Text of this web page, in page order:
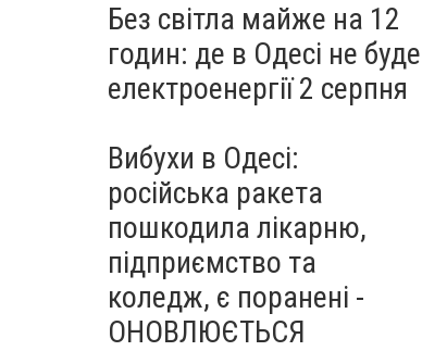
Без світла майже на 12
годин: де в Одесі не буде
електроенергії 2 серпня
Вибухи в Одесі:
російська ракета
пошкодила лікарню,
підприємство та
коледж, є поранені -
ОНОВЛЮЄТЬСЯ